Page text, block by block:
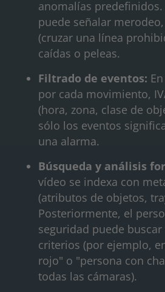
anomalías
puede señalar
(cruzar una línea
caídas o peleas.
Filtrado de eventos:
por cada movimiento,
(hora, zona, clase de
sólo los eventos
una alarma.
Búsqueda y análisis
vídeo se indexa con
(atributos de objetos,
Posteriormente, el
seguridad puede
criterios (por ejemplo,
rojo" o "persona con
todas las cámaras).